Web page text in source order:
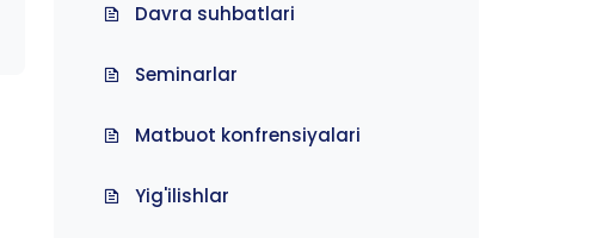
Davra suhbatlari
Seminarlar
Matbuot konfrensiyalari
Yig'ilishlar